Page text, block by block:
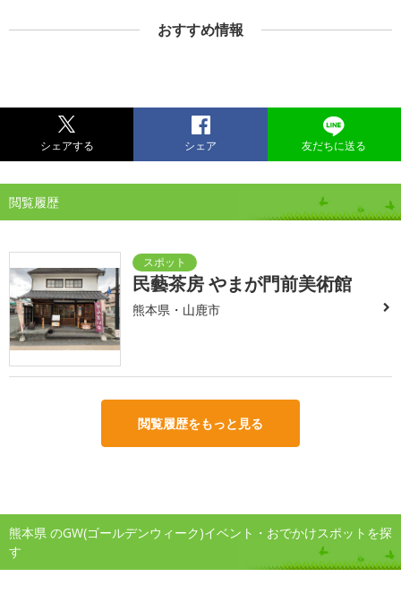
おすすめ情報
シェアする シェア 友だちに送る
閲覧履歴
民藝茶房 やまが門前美術館
熊本県・山鹿市
閲覧履歴をもっと見る
熊本県 のGW(ゴールデンウィーク)イベント・おでかけスポットを探
す